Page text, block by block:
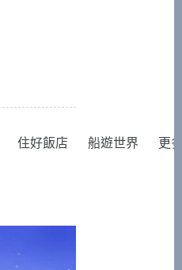
住好飯店 船遊世界 更